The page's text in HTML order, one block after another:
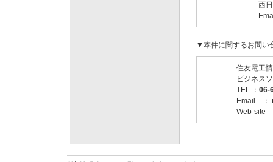
西日本
▼本件に関するお問い
住友電工
ビジネス
TEL ： 06-
Email ：
Web-site